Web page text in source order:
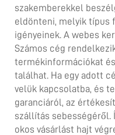
szakemberekkel
eldönteni, melyik típus
igényeinek. A webes
Számos cég
termékinformációkat
találhat. Ha egy adott
velük kapcsolatba, és
garanciáról, az
szállítás sebességéről.
okos vásárlást hajt